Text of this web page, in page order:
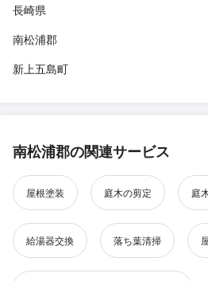
長崎県
南松浦郡
新上五島町
南松浦郡の関連サービス
屋根塗装 庭木の剪定 庭
給湯器交換 落ち葉清掃